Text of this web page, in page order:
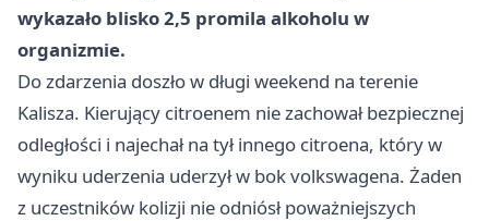
wykazało blisko 2,5 promila alkoholu w
organizmie.
Do zdarzenia doszło w długi weekend na terenie
Kalisza. Kierujący citroenem nie zachował bezpiecznej
odległości i najechał na tył innego citroena, który w
wyniku uderzenia uderzył w bok volkswagena. Żaden
z uczestników kolizji nie odniósł poważniejszych